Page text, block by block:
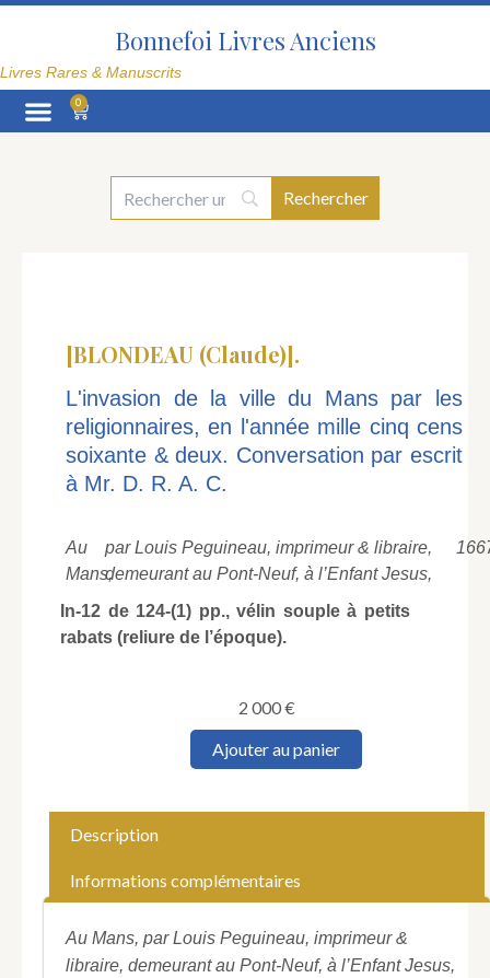
Aller
Bonnefoi Livres Anciens
Livres Rares & Manuscrits
0
Panier
[BLONDEAU (Claude)].
L'invasion de la ville du Mans par les
religionnaires, en l'année mille cinq cens
soixante & deux. Conversation par escrit
à Mr. D. R. A. C.
Au
Mans,
par Louis Peguineau, imprimeur & libraire,
demeurant au Pont-Neuf, à l’Enfant Jesus,
In-12 de 124-(1) pp., vélin souple à petits
rabats (reliure de l’époque).
2 000€
quantité
ville
Mans
par
Ajouter au panier
Description
Informations complémentaires
Au Mans, par Louis Peguineau, imprimeur &
libraire, demeurant au Pont-Neuf, à l’Enfant Jesus,